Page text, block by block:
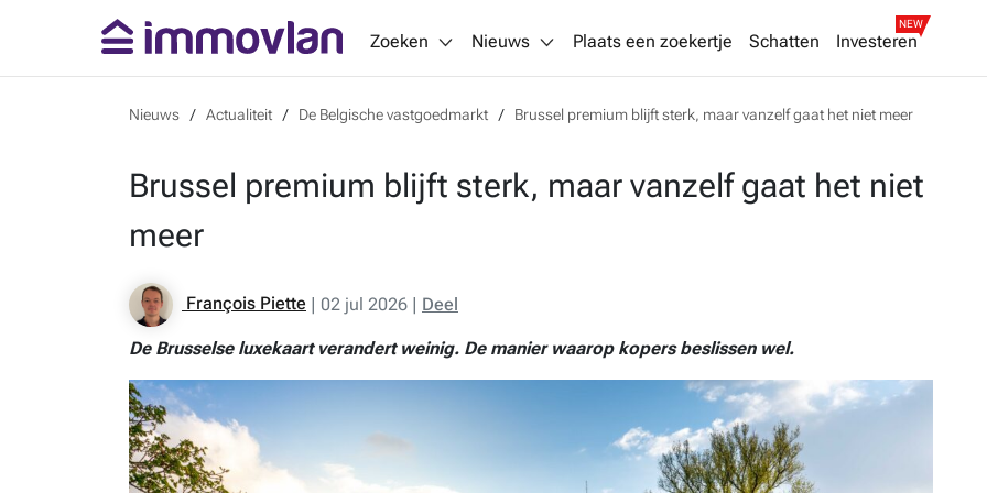
Zoeken Nieuws Plaats een zoekertje Schatten Investeren
NEW
Nieuws Actualiteit De Belgische vastgoedmarkt Brussel premium blijft sterk, maar vanzelf gaat het niet meer
Brussel premium blijft sterk, maar vanzelf gaat het niet
meer
François Piette | 02 jul 2026 | Deel
De Brusselse luxekaart verandert weinig. De manier waarop kopers beslissen wel.